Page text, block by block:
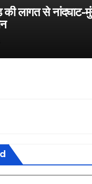
लागत से नांदघाट-